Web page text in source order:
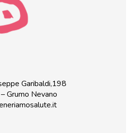
Garibaldi,198
Grumo Nevano